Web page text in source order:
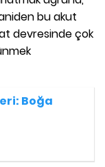
bu akut
devresinde çok
Boğa